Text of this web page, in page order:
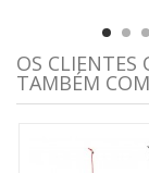
OS CLIENTES
TAMBÉM